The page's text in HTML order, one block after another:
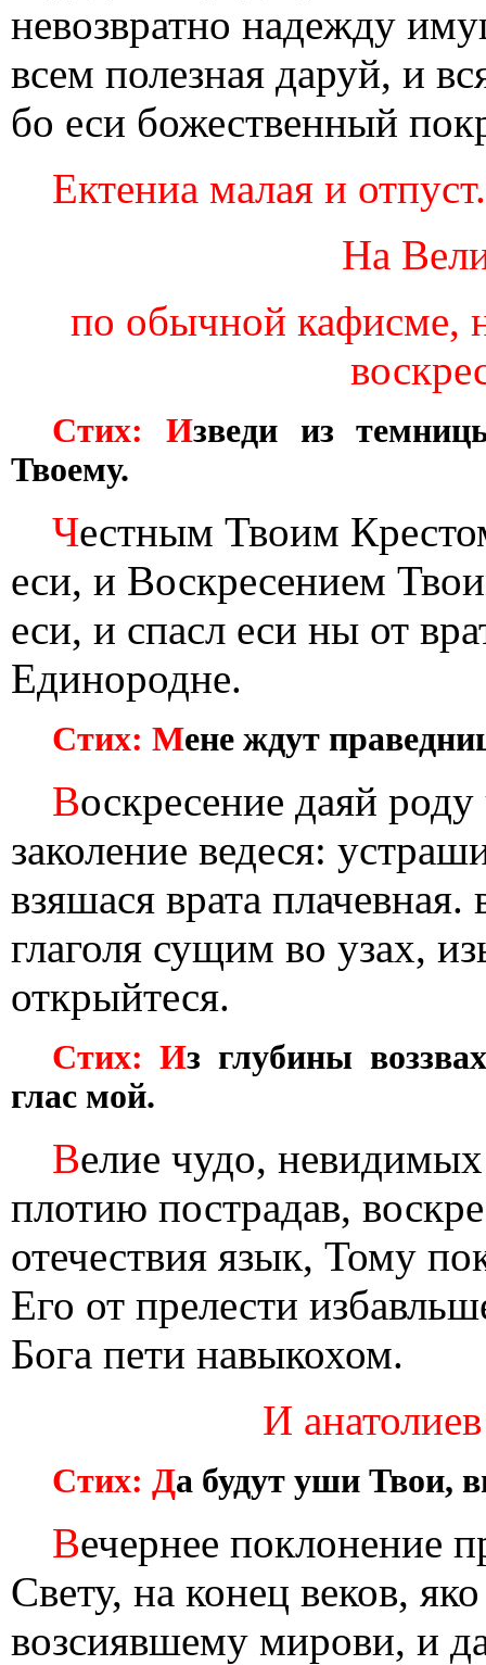
невозвратно надежду
всем полезная даруй, и
бо еси божественный
Ектениа малая и отпуст.
На
по обычной кафисме,
Стих: Изведи из
Твоему.
Честным Твоим
еси, и Воскресением
еси, и спасл еси ны от
Единородне.
Стих: Мене ждут
Воскресение даяй
заколение ведеся:
взяшася врата
глаголя сущим во узах,
открыйтеся.
Стих: Из глубины
глас мой.
Велие чудо,
плотию пострадав,
отечествия язык, Тому
Его от прелести
Бога пети навыкохом.
И
Стих: Да будут уши Твои,
Вечернее поклонение
Свету, на конец веков,
возсиявшему мирови, и